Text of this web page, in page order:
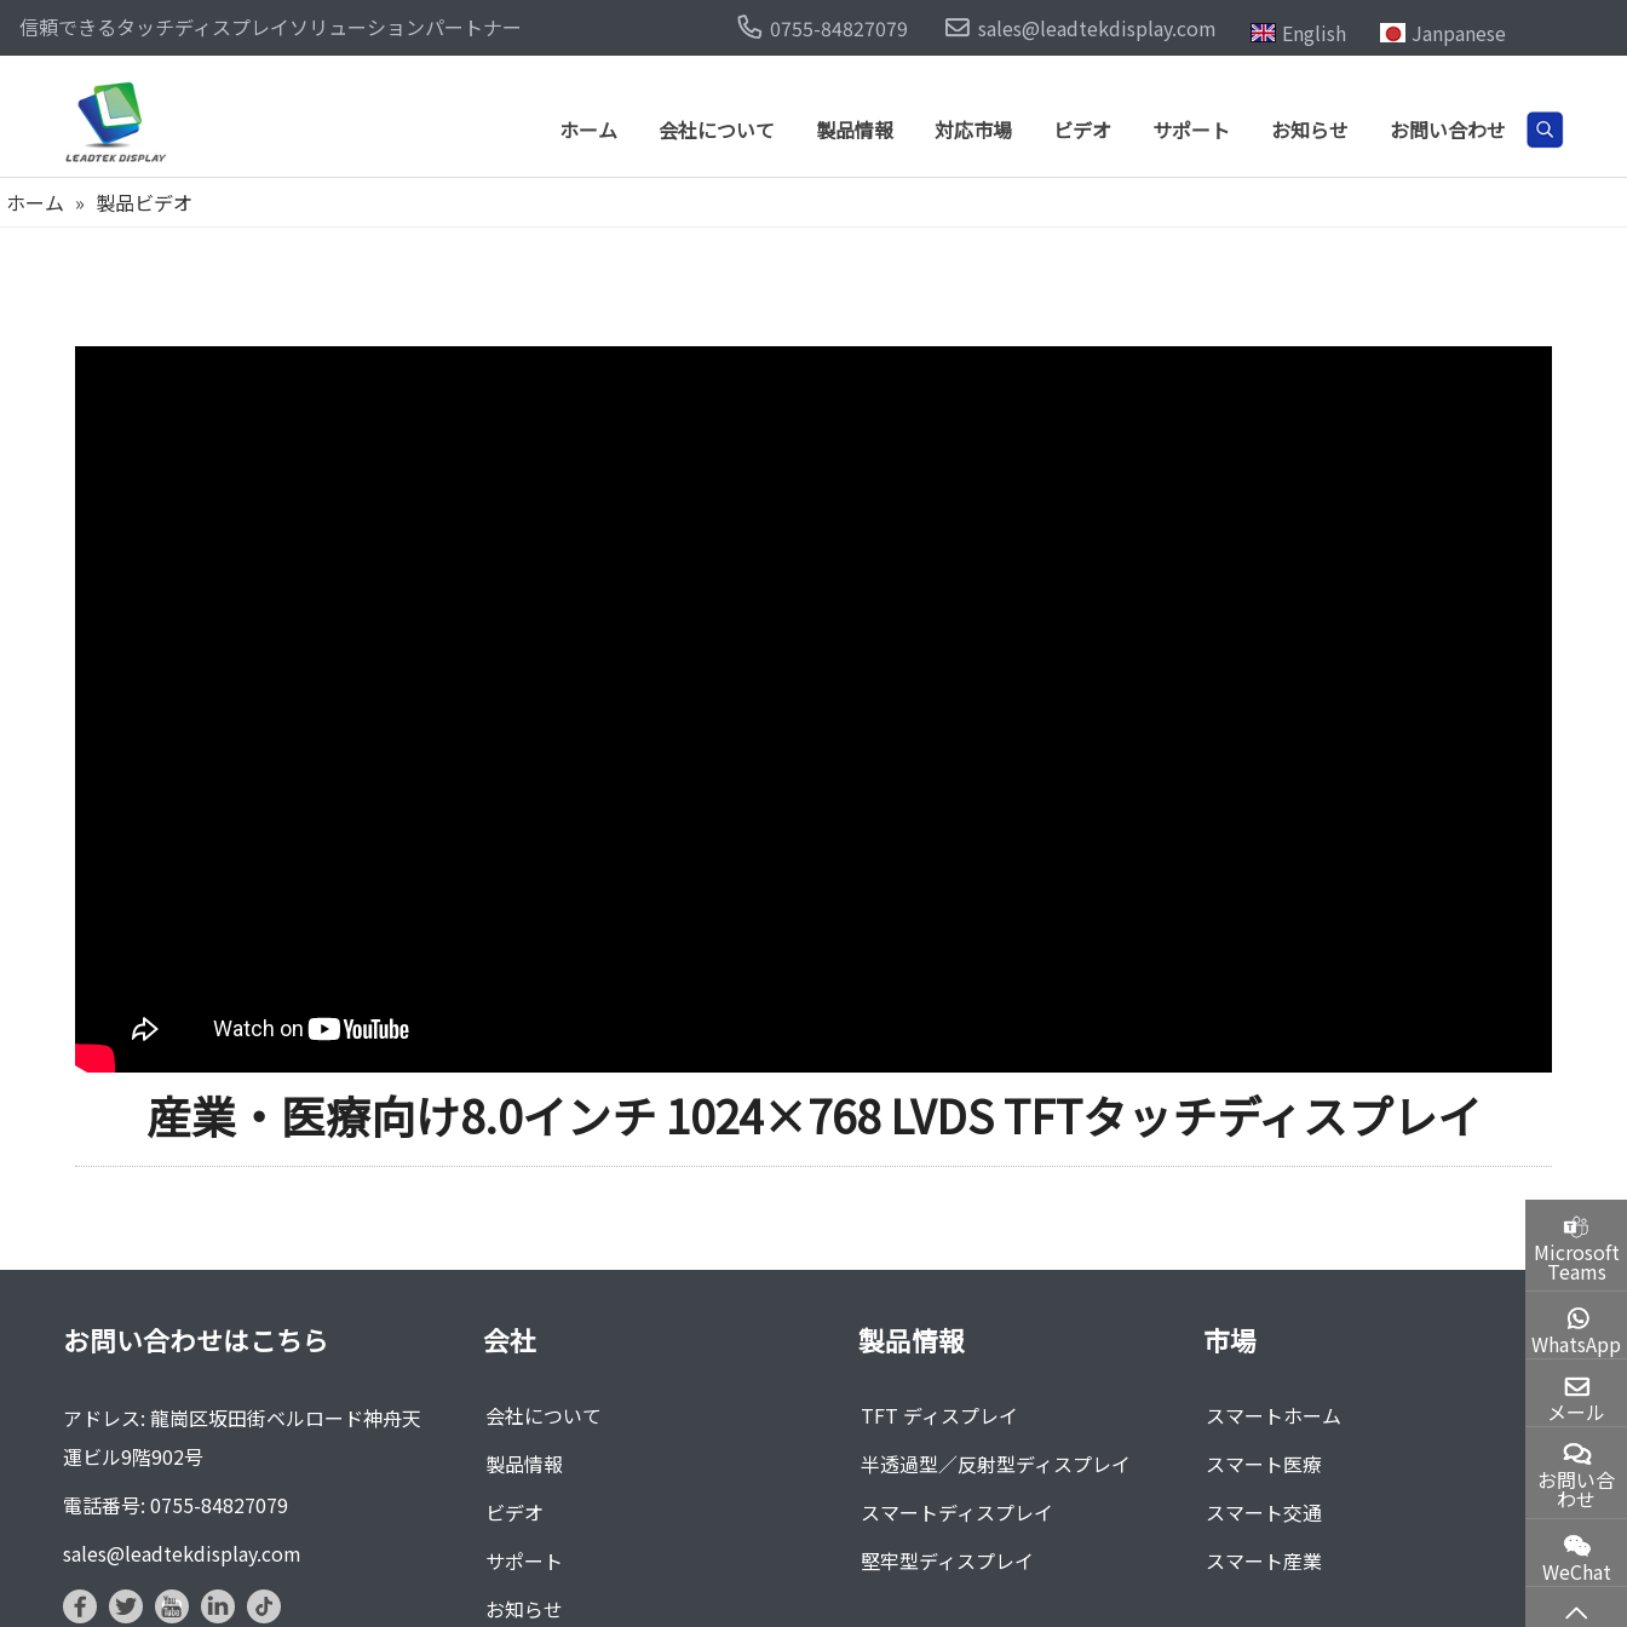
信頼できるタッチディスプレイソリューションパートナー 0755-84827079 sales@leadtekdisplay.com English Janpanese
ホーム 会社について 製品情報 対応市場 ビデオ サポート お知らせ お問い合わせ
ホーム » 製品ビデオ
産業・医療向け8.0インチ 1024×768 LVDS TFTタッチディスプレイ
お問い合わせはこちら
アドレス: 龍崗区坂田街ベルロード神舟天
運ビル9階902号
電話番号: 0755-84827079
sales@leadtekdisplay.com
会社
会社について
製品情報
ビデオ
サポート
お知らせ
製品情報
TFT ディスプレイ
半透過型／反射型ディスプレイ
スマートディスプレイ
堅牢型ディスプレイ
市場
スマートホーム
スマート医療
スマート交通
スマート産業
Microsoft
Teams
WhatsApp
メール
お問い合
わせ
WeChat